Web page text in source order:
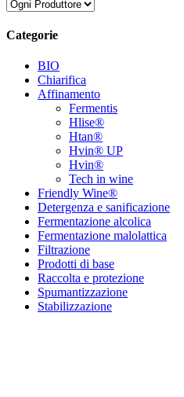
Categorie
BIO
Chiarifica
Affinamento
Fermentis
Hlise®
Htan®
Hvin® UP
Hvin®
Tech in wine
Friendly Wine®
Detergenza e sanificazione
Fermentazione alcolica
Fermentazione malolattica
Filtrazione
Prodotti di base
Raccolta e protezione
Spumantizzazione
Stabilizzazione